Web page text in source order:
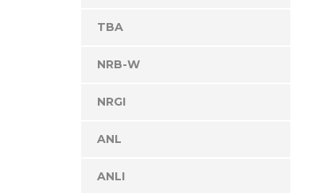
TBA
NRB-W
NRGI
ANL
ANLI